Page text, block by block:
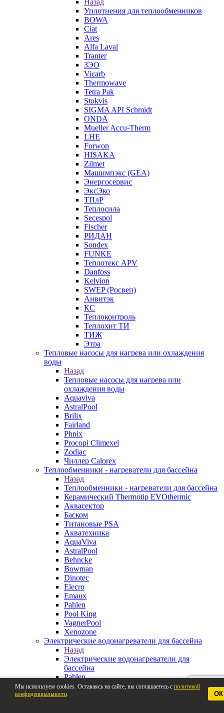
Назад
Уплотнения для теплообменников
BOWA
Ciat
Ares
Alfa Laval
Tranter
ЗЭО
Vicarb
Thermowave
Tetra Pak
Stokvis
SIGMA API Schmidt
ONDA
Mueller Accu-Therm
LHE
Forwon
HISAKA
Zilmet
Машимпэкс (GEA)
Энергосервис
ЭксЭко
ТПлР
Теплосила
Secespol
Fischer
РИДАН
Sondex
FUNKE
Теплотекс APV
Danfoss
Kelvion
SWEP (Росвеп)
Анвитэк
КС
Теплоконтроль
Теплохит ТИ
ТИЖ
Этра
Тепловые насосы для нагрева или охлаждения
воды
Назад
Тепловые насосы для нагрева или
охлаждения воды
Aquaviva
AstralPool
Brilix
Fairland
Phnix
Procopi Climexel
Zodiac
Чиллер Calorex
Теплообменники - нагреватели для бассейна
Назад
Теплообменники - нагреватели для бассейна
Керамический Thermotip EVOthermic
Аквасектор
Баском
Титановые PSA
Акватехника
AquaViva
AstralPool
Behncke
Bowman
Dinotec
Elecro
Emaux
Pahlen
Pool King
VagnerPool
Xenozone
Электрические водонагреватели для бассейна
Назад
Электрические водонагреватели для
бассейна
Pahlen
AstralPool
Aquaviva
Мы используем cookies. Оставаясь на сайте, вы соглашаетесь с политикой
конфиденциальности. ОК